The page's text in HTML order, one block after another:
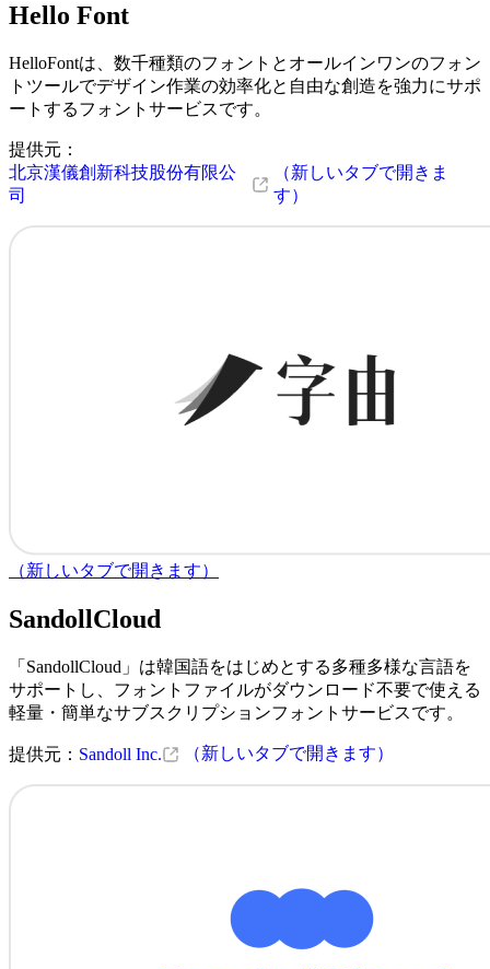
Hello Font
HelloFontは、数千種類のフォントとオールインワンのフォン
トツールでデザイン作業の効率化と自由な創造を強力にサポ
ートするフォントサービスです。
提供元：
北京漢儀創新科技股份有限公
司
（新しいタブで開きま
す）
（新しいタブで開きます）
SandollCloud
「SandollCloud」は韓国語をはじめとする多種多様な言語を
サポートし、フォントファイルがダウンロード不要で使える
軽量・簡単なサブスクリプションフォントサービスです。
提供元： Sandoll Inc. （新しいタブで開きます）